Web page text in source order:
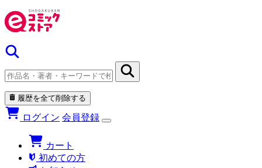
履歴を全て削除する
ログイン 会員登録
カート
初めての方